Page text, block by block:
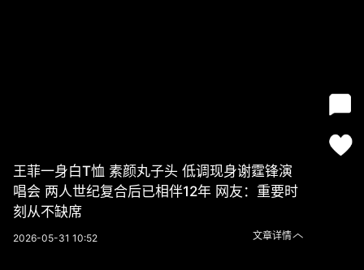
王菲一身白T恤 素颜丸子头 低调现身谢霆锋演
唱会 两人世纪复合后已相伴12年 网友：重要时
刻从不缺席
2026-05-31 10:52 文章详情